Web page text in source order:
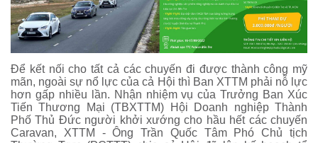
Để kết nối cho tất cả các chuyến đi được thành công mỹ
mãn, ngoài sự nổ lực của cả Hội thì Ban XTTM phải nỗ lực
hơn gấp nhiều lần. Nhận nhiệm vụ của Trưởng Ban Xúc
Tiến Thương Mại (TBXTTM) Hội Doanh nghiệp Thành
Phố Thủ Đức người khởi xướng cho hầu hết các chuyến
Caravan, XTTM - Ông Trần Quốc Tâm Phó Chủ tịch